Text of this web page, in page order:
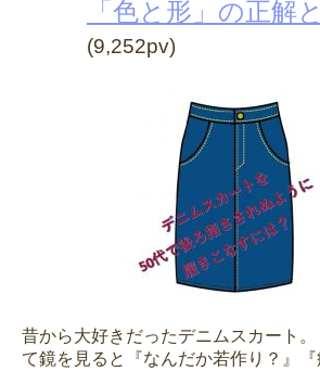
「色と形」の正解
(9,252pv)
昔から大好きだったデニムスカート
て鏡を見ると『なんだか若作り？』